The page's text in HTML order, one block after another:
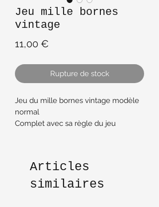
Jeu mille bornes
vintage
11,00 €
Rupture de stock
Jeu du mille bornes vintage modèle
normal
Complet avec sa règle du jeu
Articles
similaires